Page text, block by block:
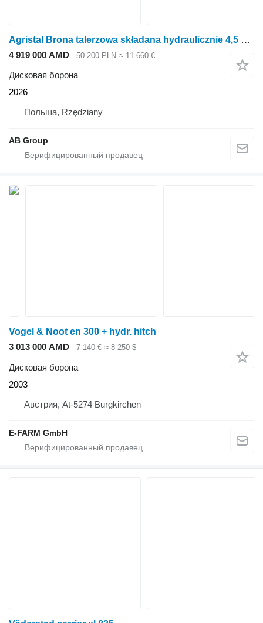
Agristal Brona talerzowa składana hydraulicznie 4,5 m BTH
4 919 000 AMD 50 200 PLN ≈ 11 660 €
Дисковая борона
2026
Польша, Rzędziany
AB Group
Vogel & Noot en 300 + hydr. hitch
3 013 000 AMD
7 140 € ≈ 8 250 $
Дисковая борона
2003
Австрия, At-5274 Burgkirchen
E-FARM GmbH